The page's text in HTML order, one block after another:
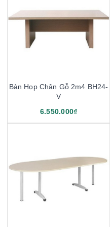
Bàn Họp Chân Gỗ 2m4 BH24-
V
6.550.000₫